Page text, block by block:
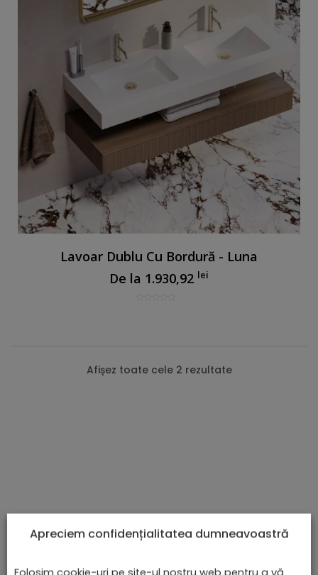
Lavoar Dublu Cu Bordură - Luna
De la 1.930,92 lei
Afișez toate cele 2 rezultate
CATEGORII DE PRODUSE
Apreciem confidențialitatea dumneavoastră